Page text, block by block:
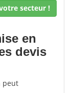
secteur !
en
devis
peut